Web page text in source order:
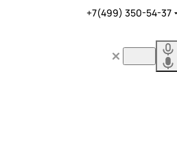
+7(499) 350-54-37